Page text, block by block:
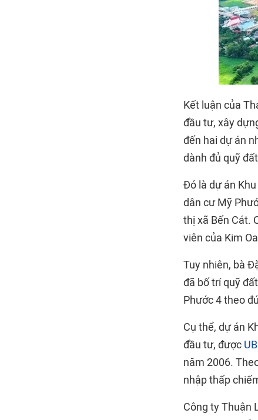
Kết luận của
đầu tư, xây
đến hai dự án
dành đủ quỹ
Đó là dự án
dân cư Mỹ
thị xã Bến Cát.
viên của Kim
Tuy nhiên, bà
đã bố trí quỹ
Phước 4 theo
Cụ thể, dự án
đầu tư, được
năm 2006.
nhập thấp
Công ty Thuận